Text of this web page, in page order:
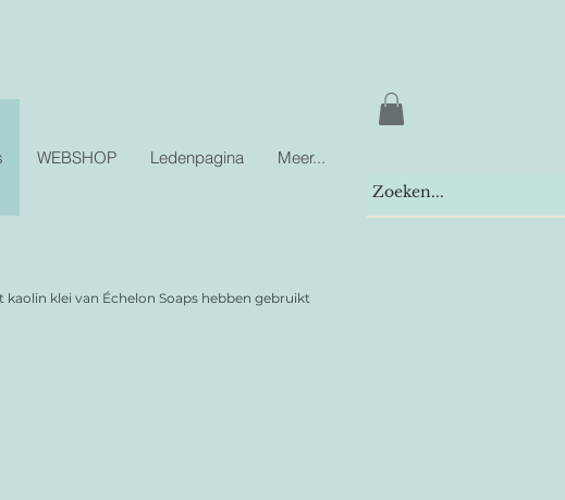
WEBSHOP Ledenpagina Meer...
klei van Échelon Soaps hebben gebruikt